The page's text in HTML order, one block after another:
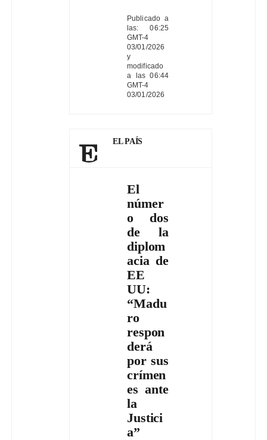
Publicado a
las: 06:25
GMT-4
03/01/2026
y
modificado
a las 06:44
GMT-4
03/01/2026
EL PAÍS
El
númer
o dos
de la
diplom
acia de
EE
UU:
“Madu
ro
respon
derá
por sus
crímen
es ante
la
Justici
a”